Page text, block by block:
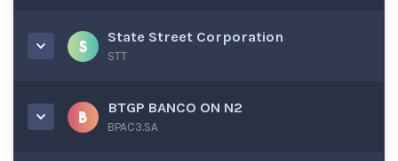
State Street Corporation
STT
BTGP BANCO ON N2
BPAC3.SA